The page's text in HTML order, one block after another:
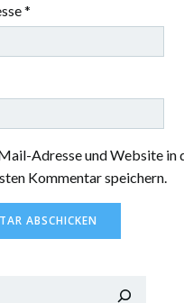
*
Adresse und Website in
Kommentar speichern.